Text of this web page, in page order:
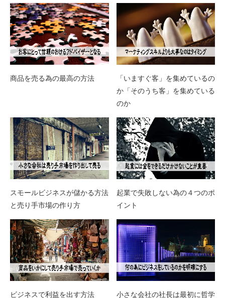
商品を売る為の最高の方法
「いますぐ客」を集めているの
か「そのうち客」を集めている
のか
スモールビジネスが儲かる方法
と売り手市場の作り方
起業で失敗しない為の４つのポ
イント
ビジネスで利益を出す方法
小さな会社の社長は最初に哲学